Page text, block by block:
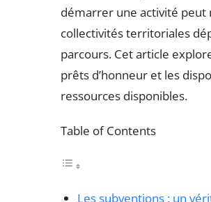
démarrer une activité
collectivités territoriales
parcours. Cet article
prêts d’honneur et les
ressources disponibles.
Table of Contents
Les subventions : un